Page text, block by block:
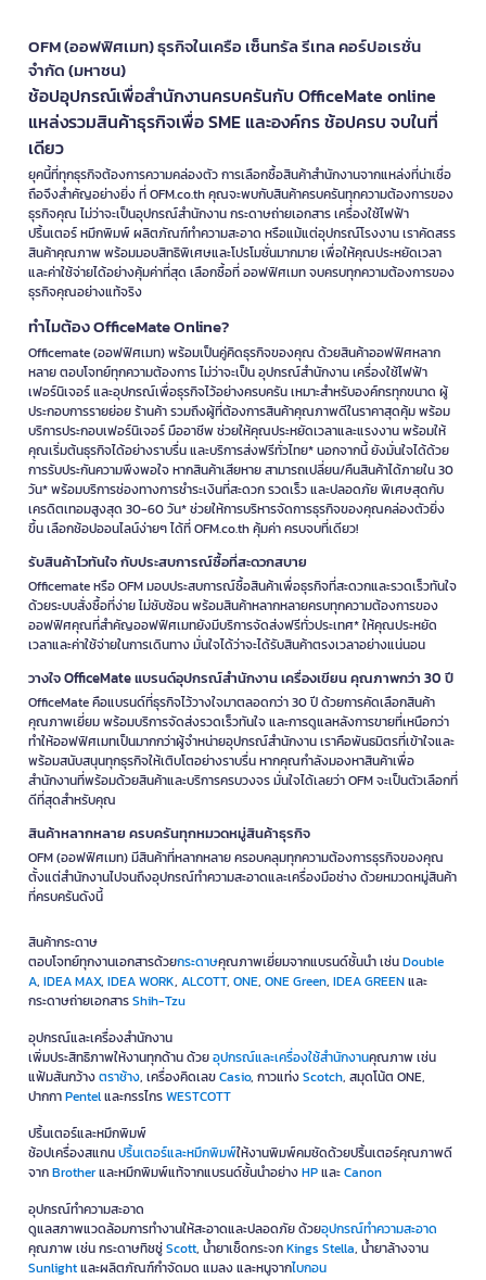
OFM (ออฟฟิศเมท) ธุรกิจในเครือ เซ็นทรัล รีเทล คอร์ปอเรชั่น
จำกัด (มหาชน)
ช้อปอุปกรณ์เพื่อสำนักงานครบครันกับ OfficeMate online
แหล่งรวมสินค้าธุรกิจเพื่อ SME และองค์กร ช้อปครบ จบในที่
เดียว
ยุคนี้ที่ทุกธุรกิจต้องการความคล่องตัว การเลือกซื้อสินค้าสำนักงานจากแหล่งที่น่าเชื่อ
ถือจึงสำคัญอย่างยิ่ง ที่ OFM.co.th คุณจะพบกับสินค้าครบครันทุกความต้องการของ
ธุรกิจคุณ ไม่ว่าจะเป็นอุปกรณ์สำนักงาน กระดาษถ่ายเอกสาร เครื่องใช้ไฟฟ้า
ปริ้นเตอร์ หมึกพิมพ์ ผลิตภัณฑ์ทำความสะอาด หรือแม้แต่อุปกรณ์โรงงาน เราคัดสรร
สินค้าคุณภาพ พร้อมมอบสิทธิพิเศษและโปรโมชั่นมากมาย เพื่อให้คุณประหยัดเวลา
และค่าใช้จ่ายได้อย่างคุ้มค่าที่สุด เลือกซื้อที่ ออฟฟิศเมท จบครบทุกความต้องการของ
ธุรกิจคุณอย่างแท้จริง
ทำไมต้อง OfficeMate Online?
Officemate (ออฟฟิศเมท) พร้อมเป็นคู่คิดธุรกิจของคุณ ด้วยสินค้าออฟฟิศหลาก
หลาย ตอบโจทย์ทุกความต้องการ ไม่ว่าจะเป็น อุปกรณ์สำนักงาน เครื่องใช้ไฟฟ้า
เฟอร์นิเจอร์ และอุปกรณ์เพื่อธุรกิจไว้อย่างครบครัน เหมาะสำหรับองค์กรทุกขนาด ผู้
ประกอบการรายย่อย ร้านค้า รวมถึงผู้ที่ต้องการสินค้าคุณภาพดีในราคาสุดคุ้ม พร้อม
บริการประกอบเฟอร์นิเจอร์ มืออาชีพ ช่วยให้คุณประหยัดเวลาและแรงงาน พร้อมให้
คุณเริ่มต้นธุรกิจได้อย่างราบรื่น และบริการส่งฟรีทั่วไทย* นอกจากนี้ ยังมั่นใจได้ด้วย
การรับประกันความพึงพอใจ หากสินค้าเสียหาย สามารถเปลี่ยน/คืนสินค้าได้ภายใน 30
วัน* พร้อมบริการช่องทางการชำระเงินที่สะดวก รวดเร็ว และปลอดภัย พิเศษสุดกับ
เครดิตเทอมสูงสุด 30-60 วัน* ช่วยให้การบริหารจัดการธุรกิจของคุณคล่องตัวยิ่ง
ขึ้น เลือกช้อปออนไลน์ง่ายๆ ได้ที่ OFM.co.th คุ้มค่า ครบจบที่เดียว!
รับสินค้าไวทันใจ กับประสบการณ์ซื้อที่สะดวกสบาย
Officemate หรือ OFM มอบประสบการณ์ซื้อสินค้าเพื่อธุรกิจที่สะดวกและรวดเร็วทันใจ
ด้วยระบบสั่งซื้อที่ง่าย ไม่ซับซ้อน พร้อมสินค้าหลากหลายครบทุกความต้องการของ
ออฟฟิศคุณที่สำคัญออฟฟิศเมทยังมีบริการจัดส่งฟรีทั่วประเทศ* ให้คุณประหยัด
เวลาและค่าใช้จ่ายในการเดินทาง มั่นใจได้ว่าจะได้รับสินค้าตรงเวลาอย่างแน่นอน
วางใจ OfficeMate แบรนด์อุปกรณ์สำนักงาน เครื่องเขียน คุณภาพกว่า 30 ปี
OfficeMate คือแบรนด์ที่ธุรกิจไว้วางใจมาตลอดกว่า 30 ปี ด้วยการคัดเลือกสินค้า
คุณภาพเยี่ยม พร้อมบริการจัดส่งรวดเร็วทันใจ และการดูแลหลังการขายที่เหนือกว่า
ทำให้ออฟฟิศเมทเป็นมากกว่าผู้จำหน่ายอุปกรณ์สำนักงาน เราคือพันธมิตรที่เข้าใจและ
พร้อมสนับสนุนทุกธุรกิจให้เติบโตอย่างราบรื่น หากคุณกำลังมองหาสินค้าเพื่อ
สำนักงานที่พร้อมด้วยสินค้าและบริการครบวงจร มั่นใจได้เลยว่า OFM จะเป็นตัวเลือกที่
ดีที่สุดสำหรับคุณ
สินค้าหลากหลาย ครบครันทุกหมวดหมู่สินค้าธุรกิจ
OFM (ออฟฟิศเมท) มีสินค้าที่หลากหลาย ครอบคลุมทุกความต้องการธุรกิจของคุณ
ตั้งแต่สำนักงานไปจนถึงอุปกรณ์ทำความสะอาดและเครื่องมือช่าง ด้วยหมวดหมู่สินค้า
ที่ครบครันดังนี้
สินค้ากระดาษ
ตอบโจทย์ทุกงานเอกสารด้วยกระดาษคุณภาพเยี่ยมจากแบรนด์ชั้นนำ เช่นDouble
A, IDEA MAX, IDEA WORK, ALCOTT, ONE, ONE Green, IDEA GREENและ
กระดาษถ่ายเอกสารShih-Tzu
อุปกรณ์และเครื่องสำนักงาน
เพิ่มประสิทธิภาพให้งานทุกด้าน ด้วยอุปกรณ์และเครื่องใช้สำนักงานคุณภาพ เช่น
แฟ้มสันกว้างตราช้าง, เครื่องคิดเลขCasio, กาวแท่งScotch, สมุดโน้ต ONE,
ปากกาPentelและกรรไกรWESTCOTT
ปริ้นเตอร์และหมึกพิมพ์
ช้อปเครื่องสแกนปริ้นเตอร์และหมึกพิมพ์ให้งานพิมพ์คมชัดด้วยปริ้นเตอร์คุณภาพดี
จากBrotherและหมึกพิมพ์แท้จากแบรนด์ชั้นนำอย่างHPและCanon
อุปกรณ์ทำความสะอาด
ดูแลสภาพแวดล้อมการทำงานให้สะอาดและปลอดภัย ด้วยอุปกรณ์ทำความสะอาด
คุณภาพ เช่น กระดาษทิชชู่Scott, น้ำยาเช็ดกระจกKings Stella, น้ำยาล้างจาน
Sunlightและผลิตภัณฑ์กำจัดมด แมลง และหนูจากไบกอน